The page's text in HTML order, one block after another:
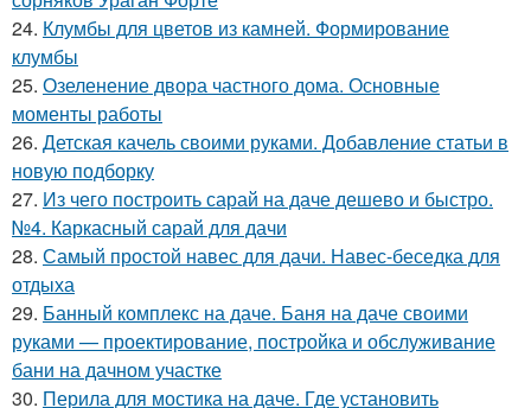
24. Клумбы для цветов из камней. Формирование
клумбы
25. Озеленение двора частного дома. Основные
моменты работы
26. Детская качель своими руками. Добавление статьи в
новую подборку
27. Из чего построить сарай на даче дешево и быстро.
№4. Каркасный сарай для дачи
28. Самый простой навес для дачи. Навес-беседка для
отдыха
29. Банный комплекс на даче. Баня на даче своими
руками — проектирование, постройка и обслуживание
бани на дачном участке
30. Перила для мостика на даче. Где установить